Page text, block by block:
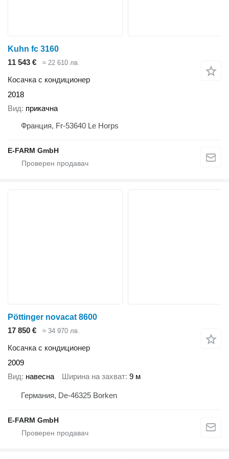
Kuhn fc 3160
11 543 €
≈ 22 610 лв.
Косачка с кондиционер
2018
Вид прикачна
Франция, Fr-53640 Le Horps
E-FARM GmbH
Pöttinger novacat 8600
17 850 €
≈ 34 970 лв.
Косачка с кондиционер
2009
Вид навесна Ширина на захват 9 м
Германия, De-46325 Borken
E-FARM GmbH